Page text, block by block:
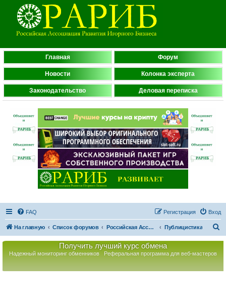
Главная Форум
Новости Колонка эксперта
Законодательство Деловая переписка
FAQ Вход
Регистрация
На главную Список форумов Российская Ассоциация Развития Игорного Бизнеса Публицистика
Получить лучший курс обмена
Надежный мониторинг обменников Реферальная программа для веб-мастеров